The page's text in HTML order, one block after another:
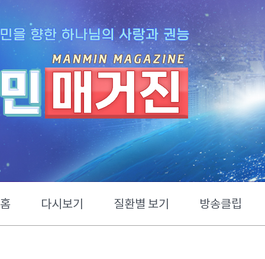
홈 다시보기 질환별 보기 방송클립